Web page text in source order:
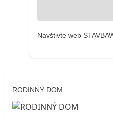
Navštivte web
RODINNÝ DOM